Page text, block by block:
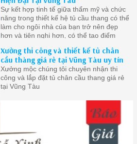
Sự kết hợp tinh tế giữa thẩm mỹ và chức
năng trong thiết kế hệ tủ cầu thang có thể
làm cho ngôi nhà của bạn trở nên đẹp
hơn và tiện nghi hơn, có thể tạo điểm
Xưởng thi công và thiết kế tủ chân
cầu thàng giá rẻ tại Vũng Tàu uy tín
Xưởng mộc chúng tôi chuyên nhận thi
công và lắp đặt tủ chân cầu thang giá rẻ
tại Vũng Tàu